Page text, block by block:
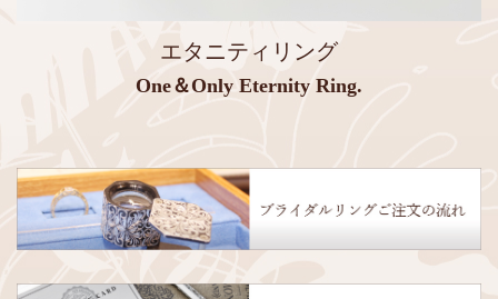
エタニティリング
One＆Only Eternity Ring.